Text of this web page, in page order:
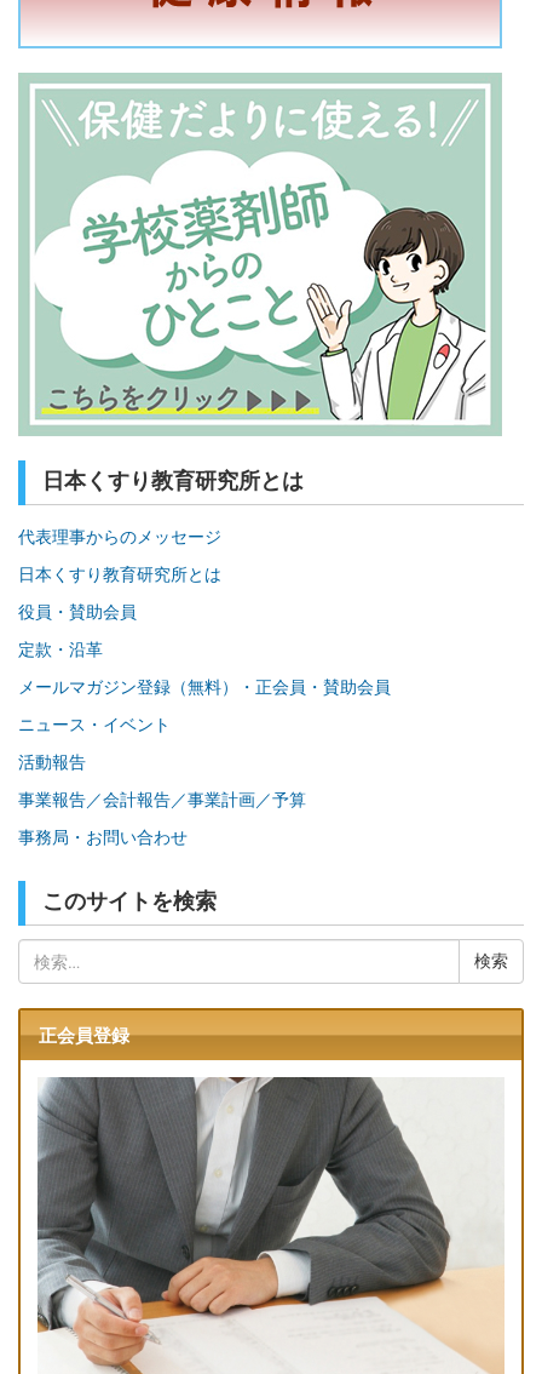
日本くすり教育研究所とは
代表理事からのメッセージ
日本くすり教育研究所とは
役員・賛助会員
定款・沿革
メールマガジン登録（無料）・正会員・賛助会員
ニュース・イベント
活動報告
事業報告／会計報告／事業計画／予算
事務局・お問い合わせ
このサイトを検索
索:
正会員登録